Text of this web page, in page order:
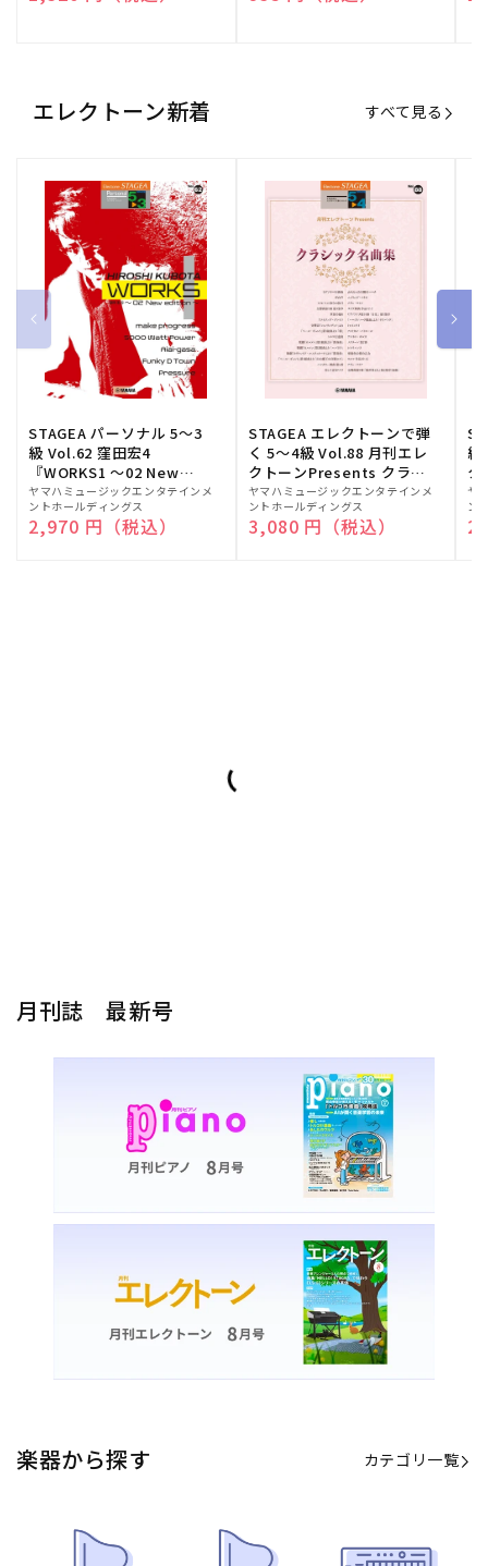
エレクトーン新着 すべて見る
STAGEA パーソナル 5～3
級 Vol.62 窪田宏4
『WORKS1 ～02 New
edition～』
販
売
元:
ヤマハミュージックエンタテインメ
ントホールディングス
通常価格
2,970 円（税込）
STAGEA エレクトーンで弾
く 5～4級 Vol.88 月刊エレ
クトーンPresents クラシ
ック名曲集
販
売
元:
ヤマハミュージックエンタテインメ
ントホールディングス
通常価格
3,080 円（税込）
級
ク
販
売
元:
ヤ
ン
月刊誌 最新号
楽器から探す カテゴリ一覧